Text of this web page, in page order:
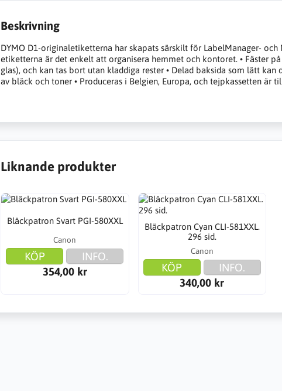
Beskrivning
DYMO D1-originaletiketterna har skapats särskilt för LabelManager-
etiketterna är det enkelt att organisera hemmet och kontoret. • Fäster
glas), och kan tas bort utan kladdiga rester • Delad baksida som lätt
av bläck och toner • Produceras i Belgien, Europa, och tejpkassetten är
Liknande produkter
Bläckpatron Svart PGI-580XXL
Canon
KÖP
INFO.
354,00 kr
Bläckpatron Cyan CLI-581XXL.
296 sid.
Canon
KÖP
INFO.
340,00 kr